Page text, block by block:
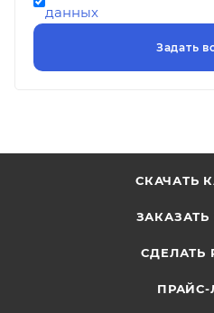
данных
СКАЧАТЬ
ЗАКАЗАТЬ
СДЕЛАТЬ
ПРАЙС-